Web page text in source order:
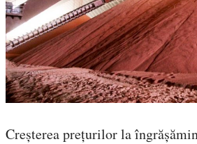
Creșterea prețurilor la